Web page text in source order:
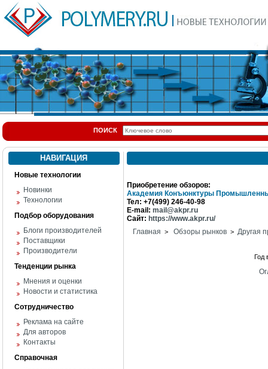
ПОИСК
НАВИГАЦИЯ
Новые технологии
Новинки
Технологии
Подбор оборудования
Блоги производителей
Поставщики
Производители
Тенденции рынка
Мнения и оценки
Новости и статистика
Сотрудничество
Реклама на сайте
Для авторов
Контакты
Справочная
Приобретение обзоров:
Академия Конъюнктуры
Тел: +7(499) 246-40-98
E-mail: mail@akpr.ru
Сайт: https://www.akpr.ru/
Главная > Обзоры рынков > Другая
Год